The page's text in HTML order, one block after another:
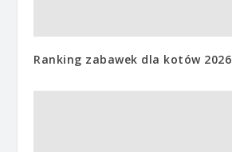
Ranking zabawek dla kotów 2026